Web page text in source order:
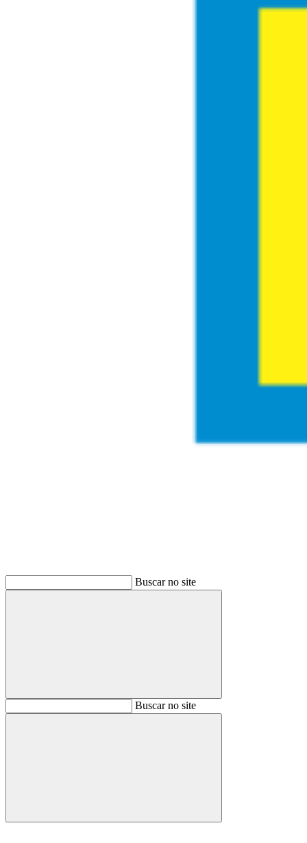
Buscar no site
BuscarBuscar no site
Buscar